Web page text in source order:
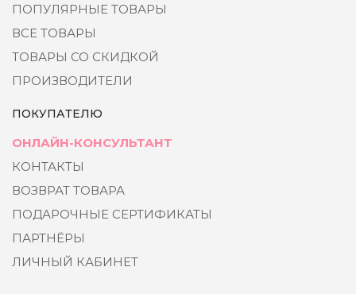
ПОПУЛЯРНЫЕ ТОВАРЫ
ВСЕ ТОВАРЫ
ТОВАРЫ СО СКИДКОЙ
ПРОИЗВОДИТЕЛИ
ПОКУПАТЕЛЮ
ОНЛАЙН-КОНСУЛЬТАНТ
КОНТАКТЫ
ВОЗВРАТ ТОВАРА
ПОДАРОЧНЫЕ СЕРТИФИКАТЫ
ПАРТНЁРЫ
ЛИЧНЫЙ КАБИНЕТ